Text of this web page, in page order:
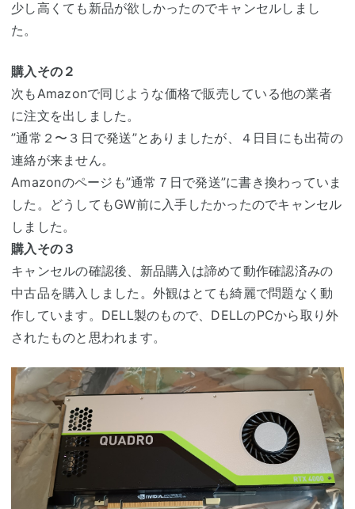
少し高くても新品が欲しかったのでキャンセルしまし
た。
購入その２
次もAmazonで同じような価格で販売している他の業者
に注文を出しました。
”通常２〜３日で発送”とありましたが、４日目にも出荷の
連絡が来ません。
Amazonのページも”通常７日で発送”に書き換わっていま
した。どうしてもGW前に入手したかったのでキャンセル
しました。
購入その３
キャンセルの確認後、新品購入は諦めて動作確認済みの
中古品を購入しました。外観はとても綺麗で問題なく動
作しています。DELL製のもので、DELLのPCから取り外
されたものと思われます。